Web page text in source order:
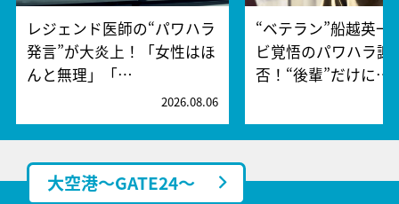
レジェンド医師の“パワハラ
発言”が大炎上！「女性はほ
んと無理」「…
2026.08.06
“ベテラン”船越英一
ビ覚悟のパワハラ謝
否！“後輩”だけに…
大空港～GATE24～